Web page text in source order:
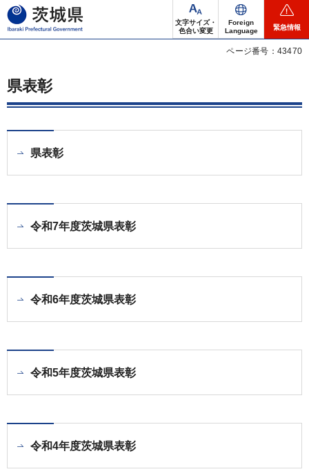
茨城県
文字サイズ・
色合い変更
Foreign
Language
緊急情報
ページ番号：43470
県表彰
県表彰
令和7年度茨城県表彰
令和6年度茨城県表彰
令和5年度茨城県表彰
令和4年度茨城県表彰